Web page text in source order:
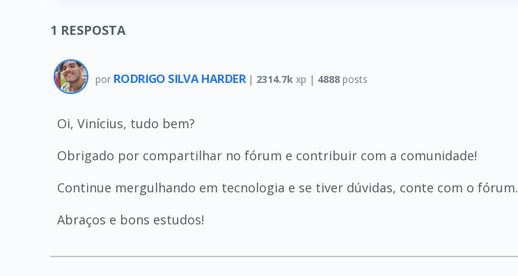
1 RESPOSTA
por RODRIGO SILVA HARDER | 2314.7k xp | 4888 posts
Oi, Vinícius, tudo bem?
Obrigado por compartilhar no fórum e contribuir com a comunidade!
Continue mergulhando em tecnologia e se tiver dúvidas, conte com o fórum.
Abraços e bons estudos!